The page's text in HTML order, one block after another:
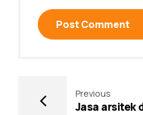
Post Comment
Previous
Jasa arsitek